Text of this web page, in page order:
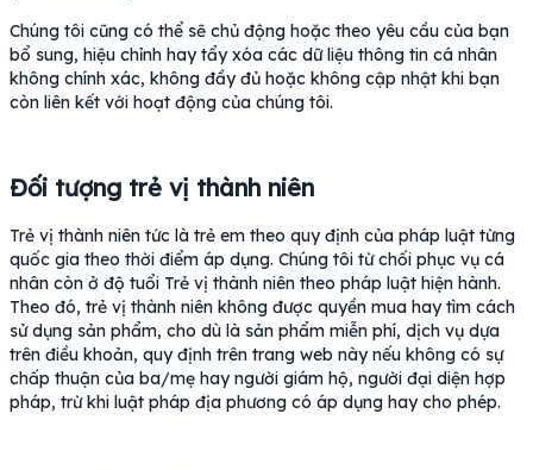
Chúng tôi cũng có thể sẽ chủ động hoặc theo yêu cầu của bạn
bổ sung, hiệu chỉnh hay tẩy xóa các dữ liệu thông tin cá nhân
không chính xác, không đầy đủ hoặc không cập nhật khi bạn
còn liên kết với hoạt động của chúng tôi.
Đối tượng trẻ vị thành niên
Trẻ vị thành niên tức là trẻ em theo quy định của pháp luật từng
quốc gia theo thời điểm áp dụng. Chúng tôi từ chối phục vụ cá
nhân còn ở độ tuổi Trẻ vị thành niên theo pháp luật hiện hành.
Theo đó, trẻ vị thành niên không được quyền mua hay tìm cách
sử dụng sản phẩm, cho dù là sản phẩm miễn phí, dịch vụ dựa
trên điều khoản, quy định trên trang web này nếu không có sự
chấp thuận của ba/mẹ hay người giám hộ, người đại diện hợp
pháp, trừ khi luật pháp địa phương có áp dụng hay cho phép.